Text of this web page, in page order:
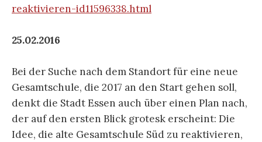
reaktivieren-id11596338.html
25.02.2016
Bei der Suche nach dem Standort für eine neue
Gesamtschule, die 2017 an den Start gehen soll,
denkt die Stadt Essen auch über einen Plan nach,
der auf den ersten Blick grotesk erscheint: Die
Idee, die alte Gesamtschule Süd zu reaktivieren,